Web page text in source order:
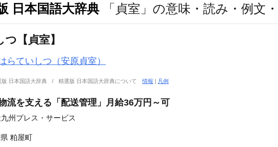
日本国語大辞典 「貞室」の意味・読み・例文
【貞室】
らていしつ（安原貞室）
版 日本国語大辞典 精選版 日本国語大辞典について情報 | 凡例
流を支える「配送管理」月給36万円～可
州プレス・サービス
粕屋町